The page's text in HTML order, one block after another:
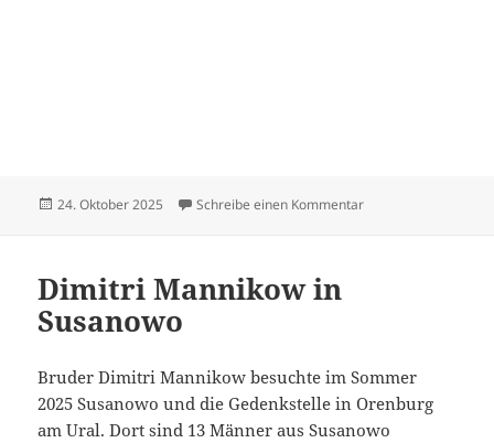
Veröffentlicht
24. Oktober 2025 Schreibe einen Kommentarzu Hildebrandt
Dimitri Mannikow in
Susanowo
Bruder Dimitri Mannikow besuchte im Sommer
2025 Susanowo und die Gedenkstelle in Orenburg
am Ural. Dort sind 13 Männer aus Susanowo